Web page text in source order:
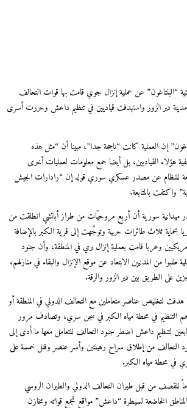
“البنتاغون” عن عملية إنزال جوي قامت بها قوات التحالف
دير الزور واستهدفت قياديين في تنظيم داعش وحررت أسرى
إن العملية كانت “ناجحة جدا”، مبينا أن “مثل هذه
القياديين، بل أيضا جمع معلومات لعمليات أخرى
للنظام عن مصدر عسكري سوري قوله إن “رادارات الجيش
بالمتابعة.
ميدانية سورية أن أربع مروحيّات من طراز أباتشي انطلقت من
ثلاث طائرات حربية وتوجّهت إلى قرية الكبر بالإضافة
وعربا قامت بعملية إنزال بري في المنطقة، وأن جنود
طلبوا من المدنيين الابتعاد عن موقع الإنزال والبقاء في منازلهم،
على الطريق بين دير الزور والرقة.
هدفت لتخليص عناصر متعاملين مع التحالف الدولي في المنطقة أو
التنظيم في محطة مياه الكبر في سجن سري، وتصادف مرور
لتنظيم داعش اضطر جنود التحالف للتعامل معها ما أدى إلى
التحالف من إطلاق سراح رهينتين وأسر عنصر وقتل خمسة على
محطة مياه الكبر.
للقصف من قبل طيران التحالف الدولي والطيران الروسي
الخاضعة لسيطرة “داعش” مواقع تجمع قواته ومخازن